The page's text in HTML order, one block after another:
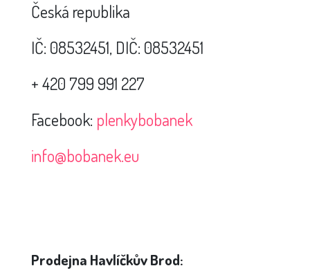
Česká republika
IČ: 08532451, DIČ: 08532451
+ 420 799 991 227
Facebook: plenkybobanek
info@bobanek.eu
Prodejna Havlíčkův Brod: